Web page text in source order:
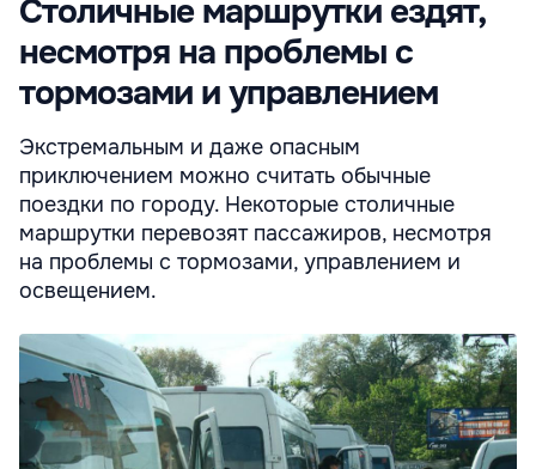
Столичные маршрутки ездят,
несмотря на проблемы с
тормозами и управлением
Экстремальным и даже опасным
приключением можно считать обычные
поездки по городу. Некоторые столичные
маршрутки перевозят пассажиров, несмотря
на проблемы с тормозами, управлением и
освещением.